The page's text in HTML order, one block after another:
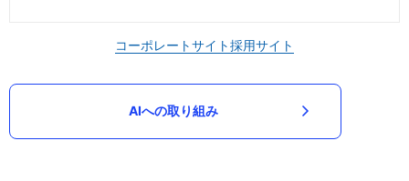
コーポレートサイト採用サイト
AIへの取り組み